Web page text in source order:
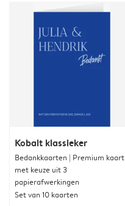
Kobalt klassieker
Bedankkaarten | Premium kaart
met keuze uit 3
papierafwerkingen
Set van 10 kaarten